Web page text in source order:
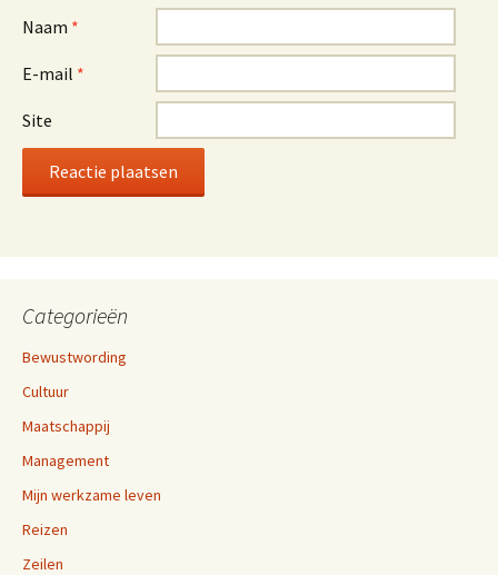
Naam *
E-mail *
Site
Categorieën
Bewustwording
Cultuur
Maatschappij
Management
Mijn werkzame leven
Reizen
Zeilen